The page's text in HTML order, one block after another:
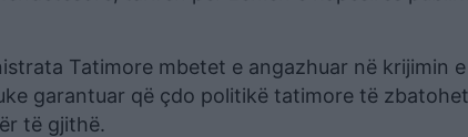
Tatimore mbetet e angazhuar në krijimin
garantuar që çdo politikë tatimore të
të gjithë.